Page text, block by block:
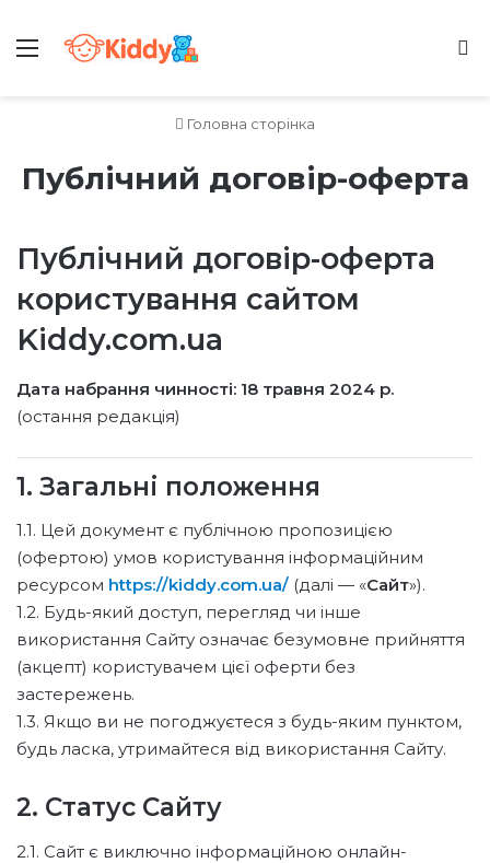
Меню
Головна сторінка
Публічний договір-оферта
Публічний договір-оферта
користування сайтом
Kiddy.com.ua
Дата набрання чинності: 18 травня 2024 р.
(остання редакція)
1. Загальні положення
1.1. Цей документ є публічною пропозицією
(офертою) умов користування інформаційним
ресурсом https://kiddy.com.ua/ (далі — «Сайт»).
1.2. Будь-який доступ, перегляд чи інше
використання Сайту означає безумовне прийняття
(акцепт) користувачем цієї оферти без
застережень.
1.3. Якщо ви не погоджуєтеся з будь-яким пунктом,
будь ласка, утримайтеся від використання Сайту.
2. Статус Сайту
2.1. Сайт є виключно інформаційною онлайн-